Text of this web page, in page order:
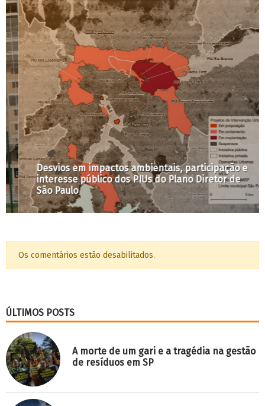
Desvios em impactos ambientais, participação e
interesse público dos PIUs do Plano Diretor de
São Paulo
Os comentários estão desabilitados.
ÚLTIMOS POSTS
A morte de um gari e a tragédia na gestão
de resíduos em SP